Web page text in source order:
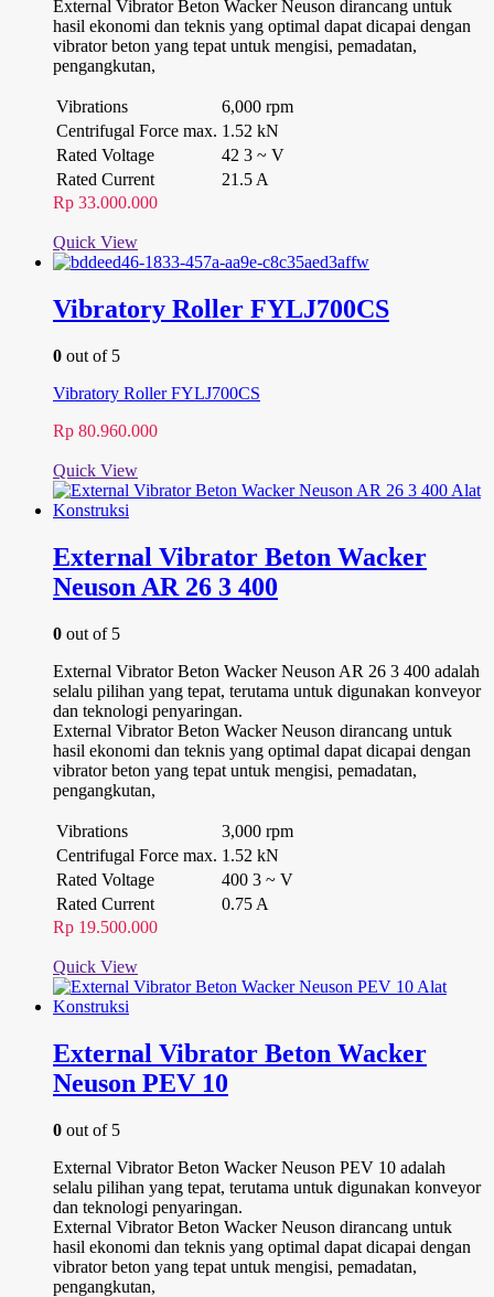
External Vibrator Beton Wacker Neuson dirancang untuk
hasil ekonomi dan teknis yang optimal dapat dicapai dengan
vibrator beton yang tepat untuk mengisi, pemadatan,
pengangkutan,
Vibrations
6,000 rpm
Centrifugal Force max. 1.52 kN
Rated Voltage
42 3 ~ V
Rated Current
21.5 A
Rp 33.000.000
Quick View
Vibratory Roller FYLJ700CS
0 out of 5
Vibratory Roller FYLJ700CS
Rp 80.960.000
Quick View
External Vibrator Beton Wacker
Neuson AR 26 3 400
0 out of 5
External Vibrator Beton Wacker Neuson AR 26 3 400 adalah
selalu pilihan yang tepat, terutama untuk digunakan konveyor
dan teknologi penyaringan.
External Vibrator Beton Wacker Neuson dirancang untuk
hasil ekonomi dan teknis yang optimal dapat dicapai dengan
vibrator beton yang tepat untuk mengisi, pemadatan,
pengangkutan,
Vibrations
3,000 rpm
Centrifugal Force max. 1.52 kN
Rated Voltage
400 3 ~ V
Rated Current
0.75 A
Rp 19.500.000
Quick View
External Vibrator Beton Wacker
Neuson PEV 10
0 out of 5
External Vibrator Beton Wacker Neuson PEV 10 adalah
selalu pilihan yang tepat, terutama untuk digunakan konveyor
dan teknologi penyaringan.
External Vibrator Beton Wacker Neuson dirancang untuk
hasil ekonomi dan teknis yang optimal dapat dicapai dengan
vibrator beton yang tepat untuk mengisi, pemadatan,
pengangkutan,